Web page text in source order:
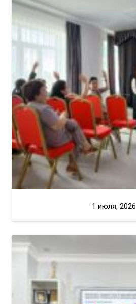
1 июля, 2026